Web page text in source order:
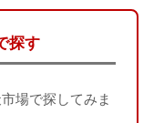
探す
場で探してみま